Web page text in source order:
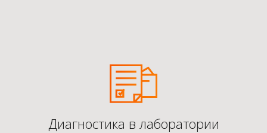
Диагностика в лаборатории